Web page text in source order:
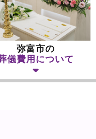
弥富市の
儀費用について